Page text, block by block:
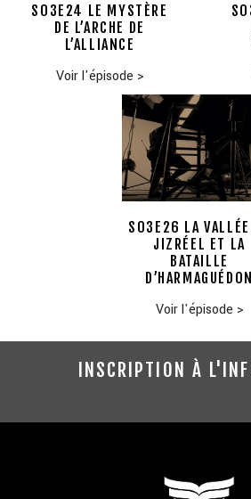
S03E24 LE MYSTÈRE
DE L’ARCHE DE
L’ALLIANCE
Voir l'épisode >
S03E26 LA VALLÉE
JIZRÉEL ET LA
BATAILLE
D’HARMAGUÉDON
Voir l'épisode >
INSCRIPTION À